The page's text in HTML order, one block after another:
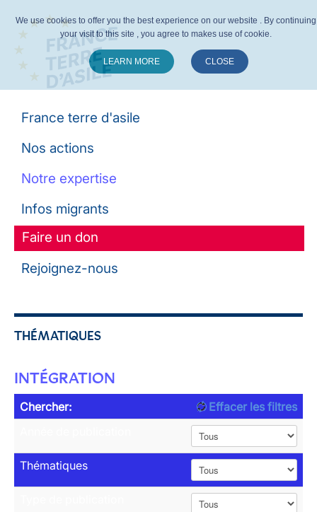
France terre d'asile
Nos actions
Notre expertise
Infos migrants
Faire un don
Rejoignez-nous
THÉMATIQUES
INTÉGRATION
Chercher:
Effacer les filtres
Thématiques
We use cookies to offer you the best experience on our website . By continuing
your visit to this site , you agree to makes use of cookie.
LEARN MORE CLOSE